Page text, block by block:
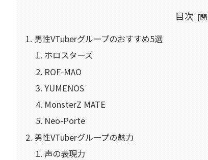
目次
男性VTuberグループのおすすめ5選
ホロスターズ
ROF-MAO
YUMENOS
MonsterZ MATE
Neo-Porte
男性VTuberグループの魅力
声の表現力